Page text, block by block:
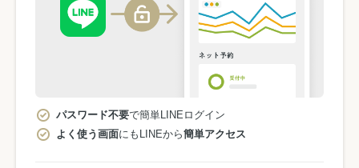
パスワード不要で簡単LINEログイン
よく使う画面にもLINEから簡単アクセス